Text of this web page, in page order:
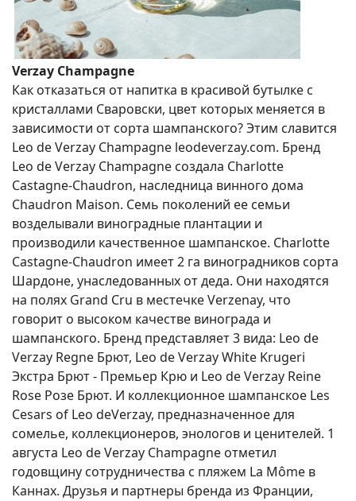
Verzay Champagne
Как отказаться от напитка в красивой бутылке с
кристаллами Сваровски, цвет которых меняется в
зависимости от сорта шампанского? Этим славится
Leo de Verzay Champagne leodeverzay.com. Бренд
Leo de Verzay Champagne создала Charlotte
Castagne-Chaudron, наследница винного дома
Chaudron Maison. Семь поколений ее семьи
возделывали виноградные плантации и
производили качественное шампанское. Charlotte
Castagne-Chaudron имеет 2 га виноградников сорта
Шардоне, унаследованных от деда. Они находятся
на полях Grand Cru в местечке Verzenay, что
говорит о высоком качестве винограда и
шампанского. Бренд представляет 3 вида: Leo de
Verzay Regne Брют, Leo de Verzay White Krugeri
Экстра Брют - Премьер Крю и Leo de Verzay Reine
Rose Розе Брют. И коллекционное шампанское Les
Cesars of Leo deVerzay, предназначенное для
сомелье, коллекционеров, энологов и ценителей. 1
августа Leo de Verzay Champagne отметил
годовщину сотрудничества с пляжем La Môme в
Каннах. Друзья и партнеры бренда из Франции,